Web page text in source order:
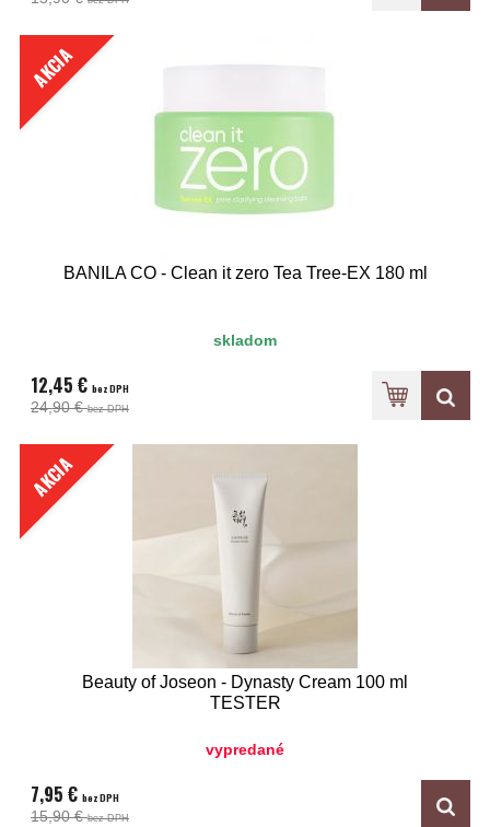
AKCIA
BANILA CO - Clean it zero Tea Tree-EX 180 ml
skladom
12,45 € bez DPH
24,90 €bez DPH
AKCIA
Beauty of Joseon - Dynasty Cream 100 ml
TESTER
vypredané
7,95 € bez DPH
15,90 €bez DPH